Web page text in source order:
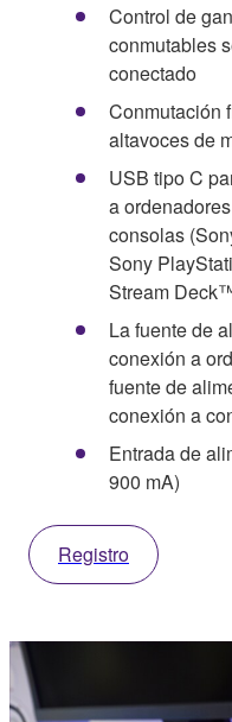
Control de
conmutables
conectado
Conmutación
altavoces de
USB tipo C
a
consolas
Sony
Stream
La fuente de
conexión a
fuente de
conexión a
Entrada de
900 mA)
Registro